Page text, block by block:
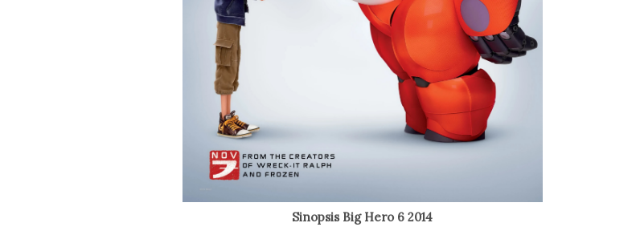
Sinopsis Big Hero 6 2014